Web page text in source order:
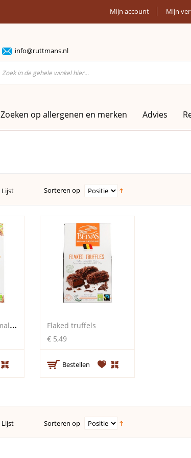
Mijn account Mijn
info@ruttmans.nl
Zoeken op allergenen en merken Advies
Lijst Sorteren op
C
hocolade marshmallows
Flaked truffels
€ 5,49
Bestellen
Lijst Sorteren op